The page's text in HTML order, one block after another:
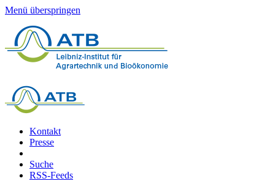
Menü überspringen
Kontakt
Presse
Suche
RSS-Feeds